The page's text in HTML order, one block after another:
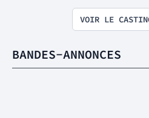
VOIR LE
BANDES-ANNONCES